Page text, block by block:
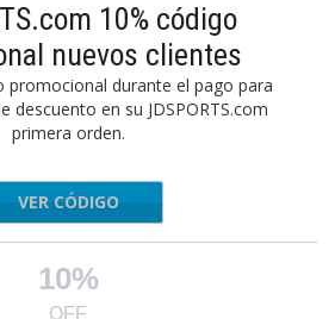
10% código
nuevos clientes
promocional durante el pago para
descuento en su JDSPORTS.com
primera orden.
LCOME10
VER CÓDIGO
10%
OFF